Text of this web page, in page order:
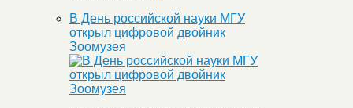
В День российской науки МГУ
открыл цифровой двойник
Зоомузея